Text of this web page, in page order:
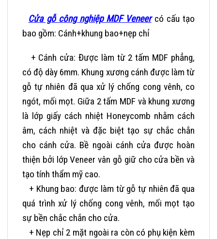
Cửa gỗ công nghiệp MDF Veneercó cấu tạo
bao gồm: Cánh+khung bao+nẹp chỉ
+ Cánh cửa: Được làm từ 2 tấm MDF phẳng,
có độ dày 6mm. Khung xương cánh được làm từ
gỗ tự nhiên đã qua xử lý chống cong vênh, co
ngót, mối mọt. Giữa 2 tấm MDF và khung xương
là lớp giấy cách nhiệt Honeycomb nhằm cách
âm, cách nhiệt và đặc biệt tạo sự chắc chắn
cho cánh cửa. Bề ngoài cánh cửa được hoàn
thiện bởi lớp Veneer vân gỗ giữ cho cửa bền và
tạo tính thẩm mỹ cao.
+ Khung bao: được làm từ gỗ tự nhiên đã qua
quá trình xử lý chống cong vênh, mối mọt tạo
sự bền chắc chắn cho cửa.
+ Nẹp chỉ 2 mặt ngoài ra còn có phụ kiện kèm